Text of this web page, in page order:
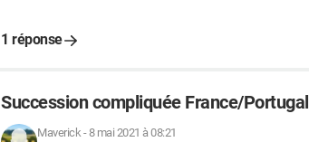
1 réponse
Succession compliquée France/Portugal
Maverick-8 mai 2021 à 08:21